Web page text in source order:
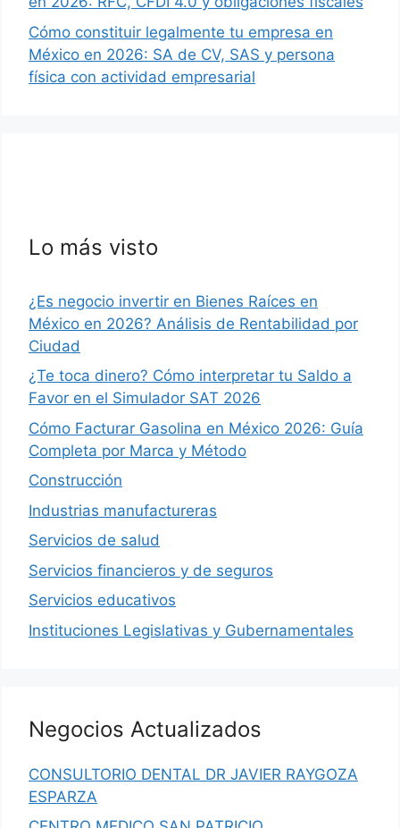
Cómo constituir legalmente tu empresa en
México en 2026: SA de CV, SAS y persona
física con actividad empresarial
Lo más visto
¿Es negocio invertir en Bienes Raíces en
México en 2026? Análisis de Rentabilidad por
Ciudad
¿Te toca dinero? Cómo interpretar tu Saldo a
Favor en el Simulador SAT 2026
Cómo Facturar Gasolina en México 2026: Guía
Completa por Marca y Método
Construcción
Industrias manufactureras
Servicios de salud
Servicios financieros y de seguros
Servicios educativos
Instituciones Legislativas y Gubernamentales
Negocios Actualizados
CONSULTORIO DENTAL DR JAVIER RAYGOZA
ESPARZA